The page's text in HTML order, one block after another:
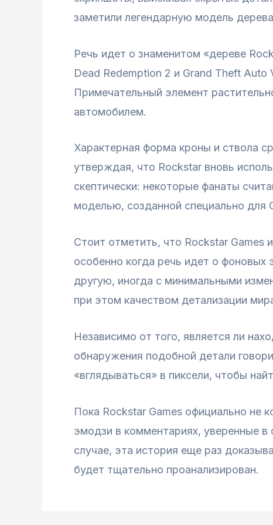
заметили легендарную модель
Речь идет о знаменитом «дереве
Dead Redemption 2 и Grand Theft
Примечательный элемент
автомобилем.
Характерная форма кроны и ствола
утверждая, что Rockstar вновь
скептически: некоторые фанаты
моделью, созданной специально для
Стоит отметить, что Rockstar Games
особенно когда речь идет о фоновых
другую, иногда с минимальными
при этом качеством детализации
Независимо от того, является ли
обнаружения подобной детали
«вглядываться» в пиксели, чтобы
Пока Rockstar Games официально
эмодзи в комментариях, уверенные
случае, эта история еще раз
будет тщательно проанализирован.